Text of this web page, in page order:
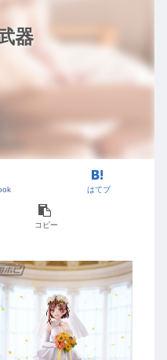
器
はてブ
コピー